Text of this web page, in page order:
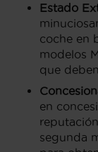
Estado
coche en
modelos
que
en
segunda